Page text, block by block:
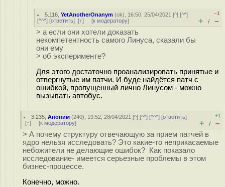
5.116 ,YetAnotherOnanym (ok), 16:50, 25/04/2021 [^] [^^]
[^^^] [ответить] [↑] [к модератору]
–1
+ / –
> а если они хотели доказать
некомпетентность самого Линуса, сказали бы
они ему
> об эксперименте?
Для этого достаточно проанализировать принятые и
отвергнутые им патчи. И буде найдётся патч с
ошибкой, пропущенный лично Линусом - можно
вызывать автобус.
3.235 ,Аноним (240), 19:52, 28/04/2021 [^] [^^] [^^^] [ответить]
[↑] [к модератору]
+1
+ / –
> А почему структуру отвечающую за прием патчей в
ядро нельзя исследовать? Это какие-то неприкасаемые
небожители не делающие ошибок? Как показало
исследование- имеется серьезные проблемы в этом
бизнес-процессе.
Конечно, можно.